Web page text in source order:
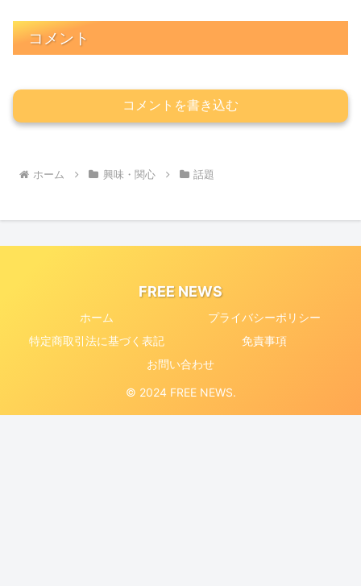
コメント
コメントを書き込む
ホーム 興味・関心 話題
FREE NEWS
ホーム
プライバシーポリシー
特定商取引法に基づく表記
免責事項
お問い合わせ
© 2024 FREE NEWS.